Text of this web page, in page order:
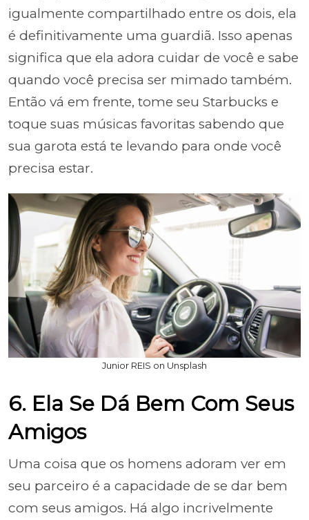
igualmente compartilhado entre os dois, ela
é definitivamente uma guardiã. Isso apenas
significa que ela adora cuidar de você e sabe
quando você precisa ser mimado também.
Então vá em frente, tome seu Starbucks e
toque suas músicas favoritas sabendo que
sua garota está te levando para onde você
precisa estar.
Junior REIS on Unsplash
6. Ela Se Dá Bem Com Seus
Amigos
Uma coisa que os homens adoram ver em
seu parceiro é a capacidade de se dar bem
com seus amigos. Há algo incrivelmente